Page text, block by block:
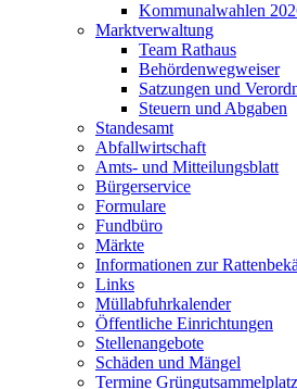
Kommunalwahlen
Marktverwaltung
Team Rathaus
Behördenwegweiser
Satzungen und
Steuern und Abgaben
Standesamt
Abfallwirtschaft
Amts- und Mitteilungsblatt
Bürgerservice
Formulare
Fundbüro
Märkte
Informationen zur
Links
Müllabfuhrkalender
Öffentliche Einrichtungen
Stellenangebote
Schäden und Mängel
Termine Grüngutsammelplatz